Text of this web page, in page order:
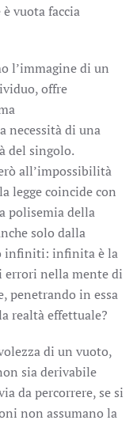
vuota faccia
l’immagine di un
offre
necessità di una
del singolo.
all’impossibilità
legge coincide con
polisemia della
solo dalla
infiniti: infinita è la
errori nella mente di
penetrando in essa
realtà effettuale?
di un vuoto,
sia derivabile
da percorrere, se si
non assumano la